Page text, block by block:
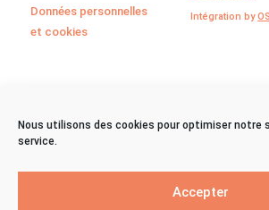
Nous utilisons des cookies pour optimiser notre
service.
Accepter
Données personnelles
et cookies
©CPCA Sud Occitanie
2024
Intégration by